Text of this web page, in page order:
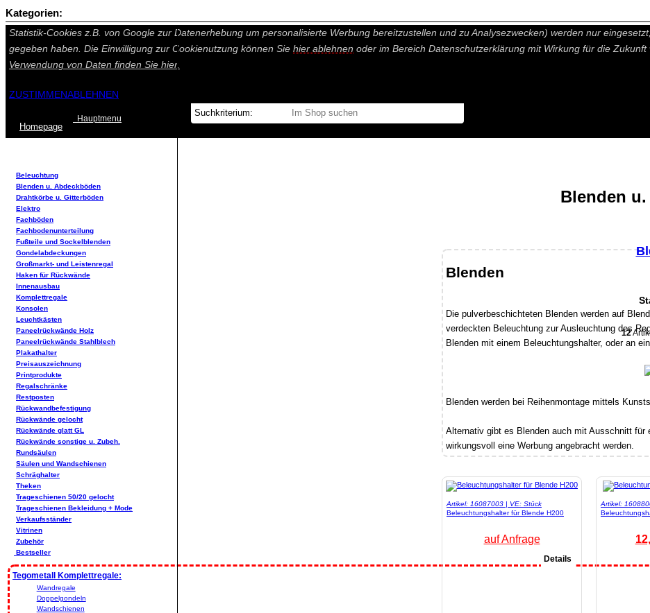
Auf dieser Seite werden technisch notwendige Cookies gesetzt. Technisch nicht notwendige Cookies und Statistik Funktionen, die Ihnen ein
Statistik-Cookies z.B. von Google zur Datenerhebung um personalisierte Werbung bereitzustellen und zu Analysezwecken) werden nur
gegeben haben. Die Einwilligung zur Cookienutzung können Sie hier ablehnen oder im Bereich Datenschutzerklärung mit Wirkung für die Zukunft
Verwendung von Daten finden Sie hier.
ZUSTIMMENABLEHNEN
Homepage
Hauptmenu
Blenden
12
Blenden
Die pulverbeschichteten Blenden werden auf
verdeckten Beleuchtung zur Ausleuchtung des
Blenden mit einem Beleuchtungshalter, oder an
Blenden werden bei Reihenmontage mittels
Alternativ gibt es Blenden auch mit Ausschnitt
wirkungsvoll eine Werbung angebracht werden.
Artikel: 16087003 | VE: Stück
Beleuchtungshalter für Blende H200
auf Anfrage
Details
Artikel:
Kategorien:
Beleuchtung
Blenden u. Abdeckböden
Drahtkörbe u. Gitterböden
Elektro
Fachböden
Fachbodenunterteilung
Fußteile und Sockelblenden
Gondelabdeckungen
Großmarkt- und Leistenregal
Haken für Rückwände
Innenausbau
Komplettregale
Konsolen
Leuchtkästen
Paneelrückwände Holz
Paneelrückwände Stahlblech
Plakathalter
Preisauszeichnung
Printprodukte
Regalschränke
Restposten
Rückwandbefestigung
Rückwände gelocht
Rückwände glatt GL
Rückwände sonstige u. Zubeh.
Rundsäulen
Säulen und Wandschienen
Schräghalter
Theken
Trageschienen 50/20 gelocht
Trageschienen Bekleidung + Mode
Verkaufsständer
Vitrinen
Zubehör
Bestseller
Tegometall Komplettregale:
Wandregale
Doppelgondeln
Wandschienen